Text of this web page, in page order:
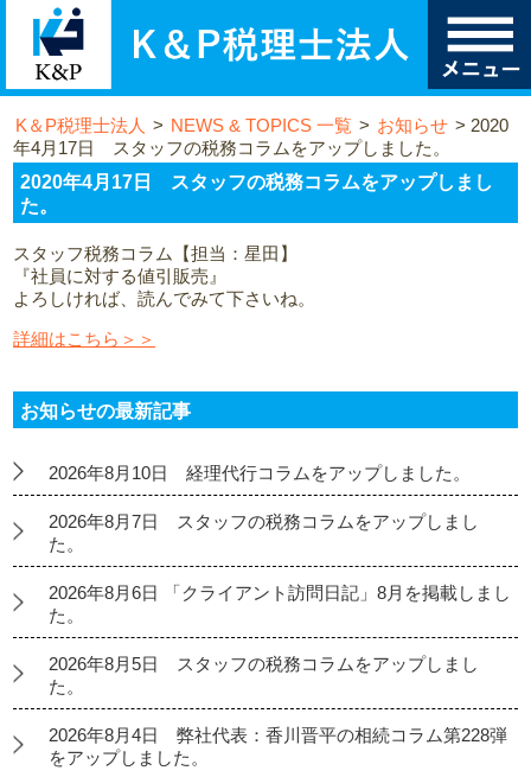
K＆P税理士法人 > NEWS & TOPICS 一覧 > お知らせ >2020
年4月17日 スタッフの税務コラムをアップしました。
2020年4月17日 スタッフの税務コラムをアップしまし
た。
スタッフ税務コラム【担当：星田】
『社員に対する値引販売』
よろしければ、読んでみて下さいね。
詳細はこちら＞＞
お知らせの最新記事
2026年8月10日 経理代行コラムをアップしました。
2026年8月7日 スタッフの税務コラムをアップしまし
た。
2026年8月6日 「クライアント訪問日記」8月を掲載しまし
た。
2026年8月5日 スタッフの税務コラムをアップしまし
た。
2026年8月4日 弊社代表：香川晋平の相続コラム第228弾
をアップしました。